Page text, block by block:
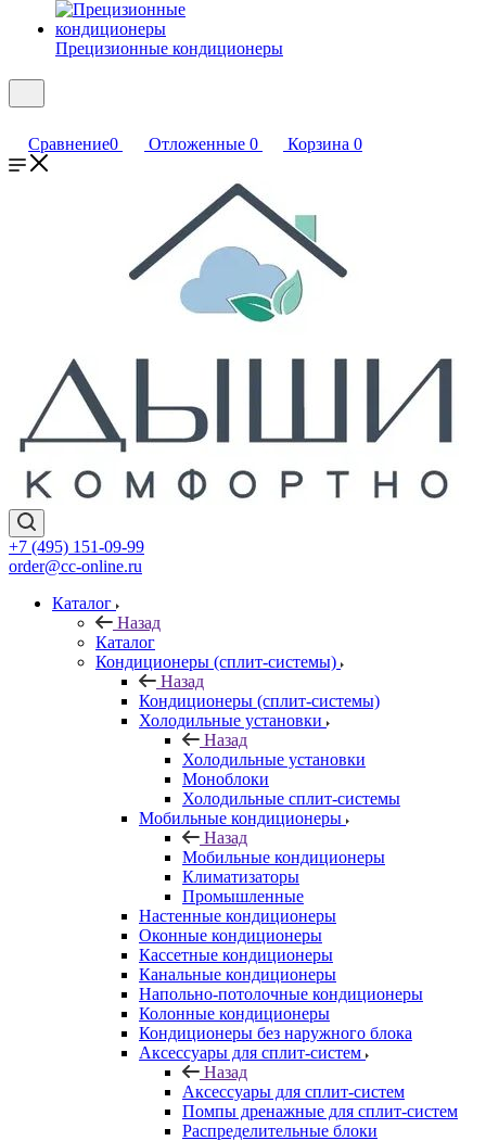
Прецизионные кондиционеры
Сравнение0 Отложенные 0 Корзина 0
+7 (495) 151-09-99
order@cc-online.ru
Каталог
Назад
Каталог
Кондиционеры (сплит-системы)
Назад
Кондиционеры (сплит-системы)
Холодильные установки
Назад
Холодильные установки
Моноблоки
Холодильные сплит-системы
Мобильные кондиционеры
Назад
Мобильные кондиционеры
Климатизаторы
Промышленные
Настенные кондиционеры
Оконные кондиционеры
Кассетные кондиционеры
Канальные кондиционеры
Напольно-потолочные кондиционеры
Колонные кондиционеры
Кондиционеры без наружного блока
Аксессуары для сплит-систем
Назад
Аксессуары для сплит-систем
Помпы дренажные для сплит-систем
Распределительные блоки